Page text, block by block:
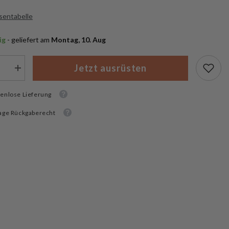
- geliefert am Montag, 10. Aug
Menge
Mil-
Tarnschminkset
5
Jetzt ausrüsten
Lieferung
Rückgaberecht